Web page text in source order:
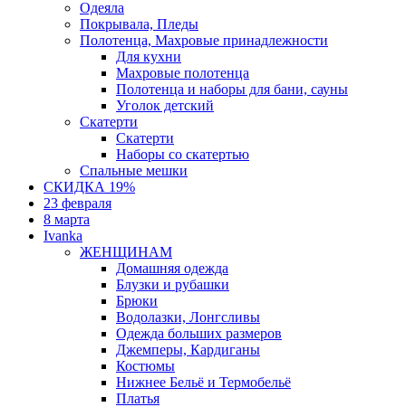
Одеяла
Покрывала, Пледы
Полотенца, Махровые принадлежности
Для кухни
Махровые полотенца
Полотенца и наборы для бани, сауны
Уголок детский
Скатерти
Скатерти
Наборы со скатертью
Спальные мешки
СКИДКА 19%
23 февраля
8 марта
Ivanka
ЖЕНЩИНАМ
Домашняя одежда
Блузки и рубашки
Брюки
Водолазки, Лонгсливы
Одежда больших размеров
Джемперы, Кардиганы
Костюмы
Нижнее Бельё и Термобельё
Платья